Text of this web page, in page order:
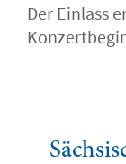
Der Einlass